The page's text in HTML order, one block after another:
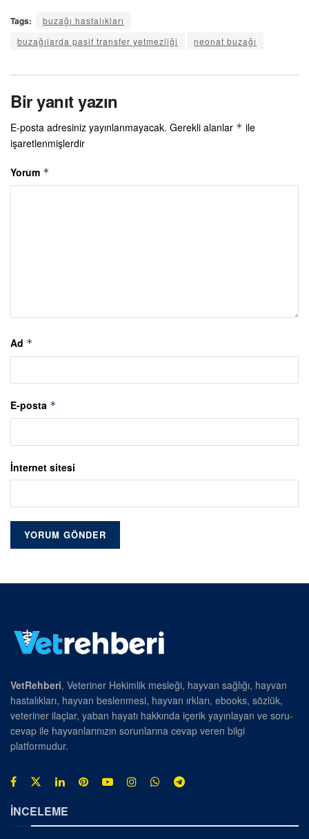
Tags:
buzağı hastalıkları
buzağılarda pasif transfer yetmezliği
neonat buzağı
Bir yanıt yazın
E-posta adresiniz yayınlanmayacak. Gerekli alanlar * ile
işaretlenmişlerdir
Yorum *
Ad *
E-posta *
İnternet sitesi
VetRehberi, Veteriner Hekimlik mesleği, hayvan sağlığı, hayvan
hastalıkları, hayvan beslenmesi, hayvan ırkları, ebooks, sözlük,
veteriner ilaçlar, yaban hayatı hakkında içerik yayınlayan ve soru-
cevap ile hayvanlarınızın sorunlarına cevap veren bilgi
platformudur.
İNCELEME